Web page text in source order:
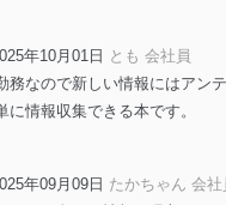
部監査及びマネジメントレビュ
情報保護マネジメントシステム
最良の状態を維持します。
談受付け窓口
情報及び当社の個人情報保護マ
するご相談及び苦情については
年10月01日
とも 会社員
務なので新しい情報にはアン
に情報収集できる本です。
年09月09日 たかちゃん 会社